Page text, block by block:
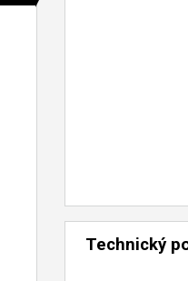
Technický